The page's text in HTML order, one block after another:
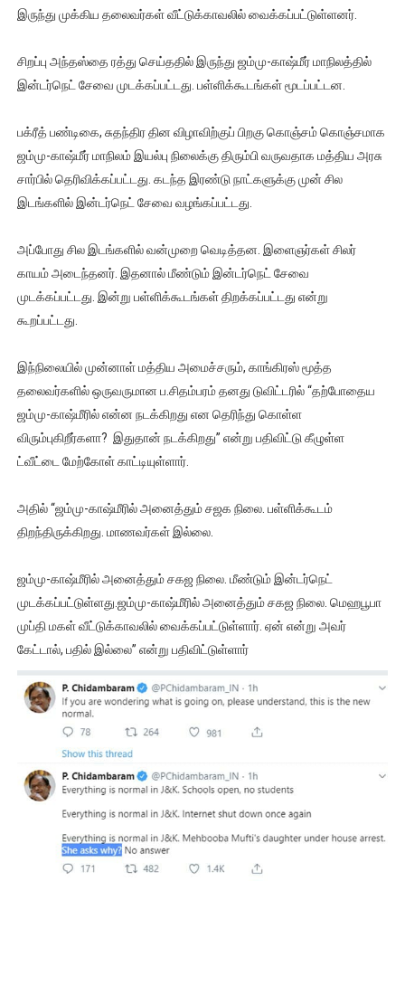
இருந்து முக்கிய தலைவர்கள் வீட்டுக்காவலில் வைக்கப்பட்டுள்ளனர்.
சிறப்பு அந்தஸ்தை ரத்து செய்ததில் இருந்து ஜம்மு-காஷ்மீர் மாநிலத்தில்
இன்டர்நெட் சேவை முடக்கப்பட்டது. பள்ளிக்கூடங்கள் மூடப்பட்டன.
பக்ரீத் பண்டிகை, சுதந்திர தின விழாவிற்குப் பிறகு கொஞ்சம் கொஞ்சமாக
ஜம்மு-காஷ்மீர் மாநிலம் இயல்பு நிலைக்கு திரும்பி வருவதாக மத்திய அரசு
சார்பில் தெரிவிக்கப்பட்டது. கடந்த இரண்டு நாட்களுக்கு முன் சில
இடங்களில் இன்டர்நெட் சேவை வழங்கப்பட்டது.
அப்போது சில இடங்களில் வன்முறை வெடித்தன. இளைஞர்கள் சிலர்
காயம் அடைந்தனர். இதனால் மீண்டும் இன்டர்நெட் சேவை
முடக்கப்பட்டது. இன்று பள்ளிக்கூடங்கள் திறக்கப்பட்டது என்று
கூறப்பட்டது.
இந்நிலையில் முன்னாள் மத்திய அமைச்சரும், காங்கிரஸ் மூத்த
தலைவர்களில் ஒருவருமான ப.சிதம்பரம் தனது டுவிட்டரில் ‘‘தற்போதைய
ஜம்மு-காஷ்மீரில் என்ன நடக்கிறது என தெரிந்து கொள்ள
விரும்புகிறீர்களா? இதுதான் நடக்கிறது’’ என்று பதிவிட்டு கீழுள்ள
ட்வீட்டை மேற்கோள் காட்டியுள்ளார்.
அதில் ‘‘ஜம்மு-காஷ்மீரில் அனைத்தும் சஜக நிலை. பள்ளிக்கூடம்
திறந்திருக்கிறது. மாணவர்கள் இல்லை.
ஜம்மு-காஷ்மீரில் அனைத்தும் சகஜ நிலை. மீண்டும் இன்டர்நெட்
முடக்கப்பட்டுள்ளது.ஜம்மு-காஷ்மீரில் அனைத்தும் சகஜ நிலை. மெஹபூபா
முப்தி மகள் வீட்டுக்காவலில் வைக்கப்பட்டுள்ளார். ஏன் என்று அவர்
கேட்டால், பதில் இல்லை’’ என்று பதிவிட்டுள்ளார்